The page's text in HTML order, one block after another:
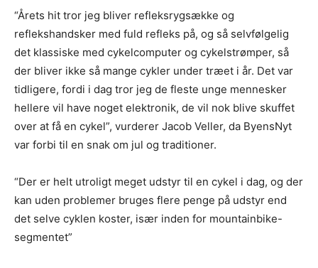
“Årets hit tror jeg bliver refleksrygsække og
reflekshandsker med fuld refleks på, og så selvfølgelig
det klassiske med cykelcomputer og cykelstrømper, så
der bliver ikke så mange cykler under træet i år. Det var
tidligere, fordi i dag tror jeg de fleste unge mennesker
hellere vil have noget elektronik, de vil nok blive skuffet
over at få en cykel”, vurderer Jacob Veller, da ByensNyt
var forbi til en snak om jul og traditioner.
“Der er helt utroligt meget udstyr til en cykel i dag, og der
kan uden problemer bruges flere penge på udstyr end
det selve cyklen koster, især inden for mountainbike-
segmentet”